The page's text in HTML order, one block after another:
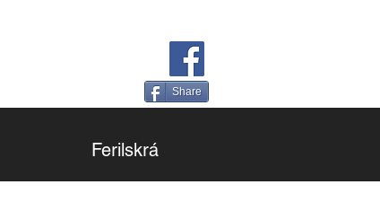
Share
Ferilskrá